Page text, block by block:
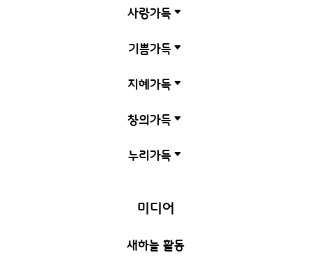
사랑가득 C
기쁨가득C
지혜가득 C
창의가득 C
누리가득C
미디어
새하늘 활동